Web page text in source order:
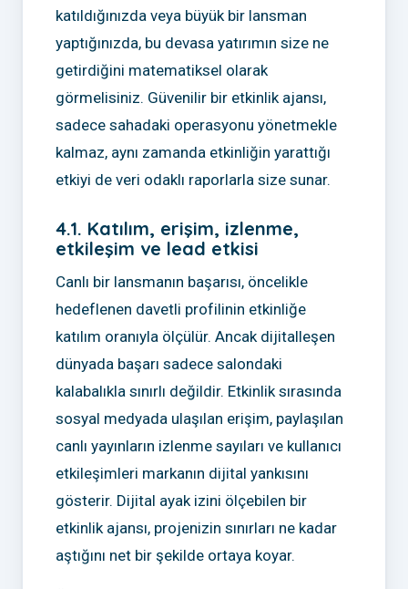
katıldığınızda veya büyük bir lansman
yaptığınızda, bu devasa yatırımın size ne
getirdiğini matematiksel olarak
görmelisiniz. Güvenilir bir etkinlik ajansı,
sadece sahadaki operasyonu yönetmekle
kalmaz, aynı zamanda etkinliğin yarattığı
etkiyi de veri odaklı raporlarla size sunar.
4.1. Katılım, erişim, izlenme,
etkileşim ve lead etkisi
Canlı bir lansmanın başarısı, öncelikle
hedeflenen davetli profilinin etkinliğe
katılım oranıyla ölçülür. Ancak dijitalleşen
dünyada başarı sadece salondaki
kalabalıkla sınırlı değildir. Etkinlik sırasında
sosyal medyada ulaşılan erişim, paylaşılan
canlı yayınların izlenme sayıları ve kullanıcı
etkileşimleri markanın dijital yankısını
gösterir. Dijital ayak izini ölçebilen bir
etkinlik ajansı, projenizin sınırları ne kadar
aştığını net bir şekilde ortaya koyar.